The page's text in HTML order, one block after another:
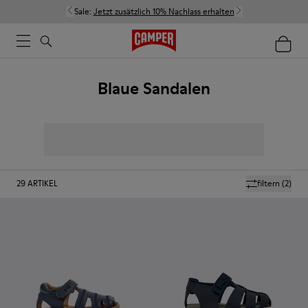
Sale: Jetzt zusätzlich 10% Nachlass erhalten
Blaue Sandalen
filtern (2)
29ARTIKEL